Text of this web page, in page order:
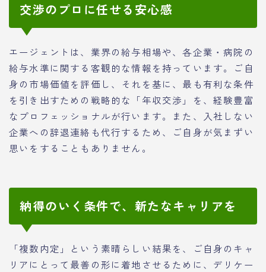
交渉のプロに任せる安心感
エージェントは、業界の給与相場や、各企業・病院の
給与水準に関する客観的な情報を持っています。ご自
身の市場価値を評価し、それを基に、最も有利な条件
を引き出すための戦略的な「年収交渉」を、経験豊富
なプロフェッショナルが行います。また、入社しない
企業への辞退連絡も代行するため、ご自身が気まずい
思いをすることもありません。
納得のいく条件で、新たなキャリアを
「複数内定」という素晴らしい結果を、ご自身のキャ
リアにとって最善の形に着地させるために、デリケー